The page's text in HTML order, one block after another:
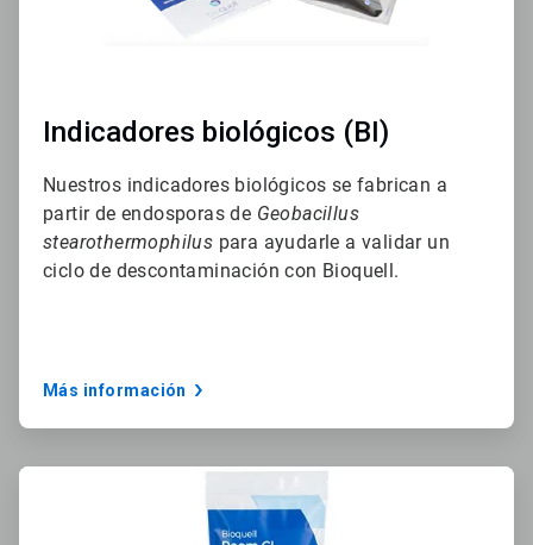
Indicadores biológicos (BI)
Nuestros indicadores biológicos se fabrican a
partir de endosporas de Geobacillus
stearothermophilus para ayudarle a validar un
ciclo de descontaminación con Bioquell.
Más información
ArticleTile